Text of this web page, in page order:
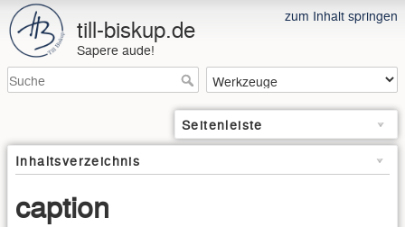
zum Inhalt springen
till-biskup.de
Sapere aude!
Seitenleiste
Inhaltsverzeichnis
caption